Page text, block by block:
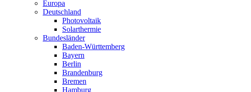
Europa
Deutschland
Photovoltaik
Solarthermie
Bundesländer
Baden-Württemberg
Bayern
Berlin
Brandenburg
Bremen
Hamburg